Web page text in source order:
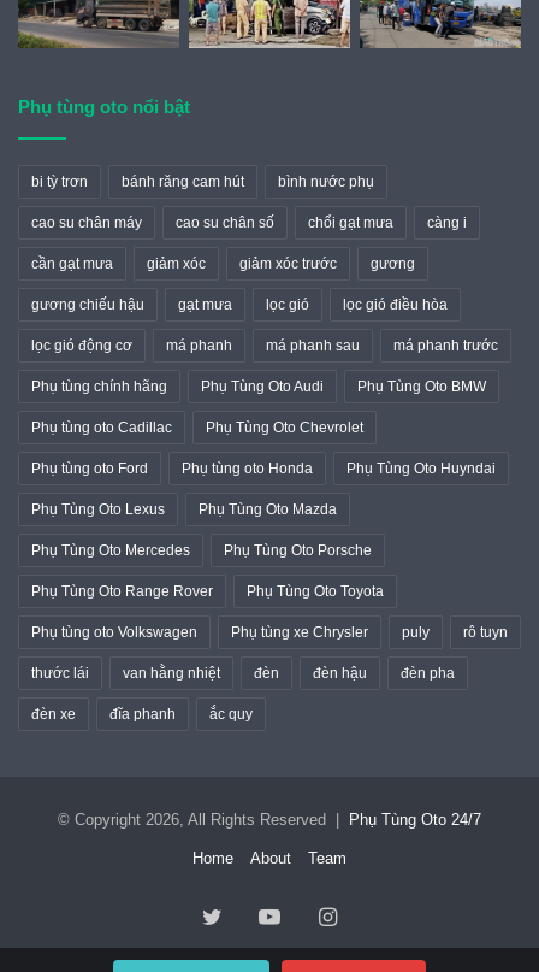
Phụ tùng oto nổi bật
bi tỳ trơn bánh răng cam hút bình nước phụ
cao su chân máy cao su chân số chổi gạt mưa càng i
cần gạt mưa giảm xóc giảm xóc trước gương
gương chiếu hậu gạt mưa lọc gió lọc gió điều hòa
lọc gió động cơ má phanh má phanh sau má phanh trước
Phụ tùng chính hãng Phụ Tùng Oto Audi Phụ Tùng Oto BMW
Phụ tùng oto Cadillac Phụ Tùng Oto Chevrolet
Phụ tùng oto Ford Phụ tùng oto Honda Phụ Tùng Oto Huyndai
Phụ Tùng Oto Lexus Phụ Tùng Oto Mazda
Phụ Tùng Oto Mercedes Phụ Tùng Oto Porsche
Phụ Tùng Oto Range Rover Phụ Tùng Oto Toyota
Phụ tùng oto Volkswagen Phụ tùng xe Chrysler puly rô tuyn
thước lái van hằng nhiệt đèn đèn hậu đèn pha
đèn xe đĩa phanh ắc quy
© Copyright 2026, All Rights Reserved | Phụ Tùng Oto 24/7
Home About Team
TwitterYouTubeInstagram